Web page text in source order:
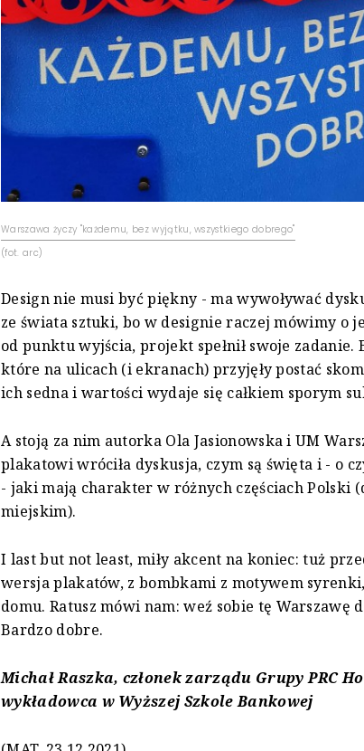
Warszawa życzy "każdemu, bez wyjątku, wszystkiego dobrego"
(fot. arc)
Design nie musi być piękny - ma wywoływać
ze świata sztuki, bo w designie raczej mówimy o
od punktu wyjścia, projekt spełnił swoje zadanie.
które na ulicach (i ekranach) przyjęły postać
ich sedna i wartości wydaje się całkiem sporym
A stoją za nim autorka Ola Jasionowska i UM
plakatowi wróciła dyskusja, czym są święta i - o
- jaki mają charakter w różnych częściach Polski
miejskim).
I last but not least, miły akcent na koniec: tuż
wersja plakatów, z bombkami z motywem
domu. Ratusz mówi nam: weź sobie tę Warszawę
Bardzo dobre.
Michał Raszka, członek zarządu Grupy PRC
wykładowca w Wyższej Szkole Bankowej